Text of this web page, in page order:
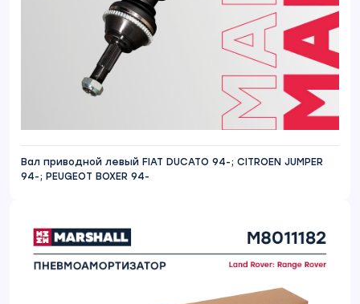
Вал приводной левый FIAT DUCATO 94-; CITROEN JUMPER
94-; PEUGEOT BOXER 94-